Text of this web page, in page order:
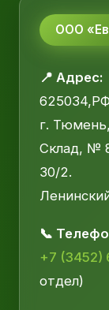
ООО
📍 Адрес:
г.
Склад, №
30/2.
📞
+7 (3452)
отдел)